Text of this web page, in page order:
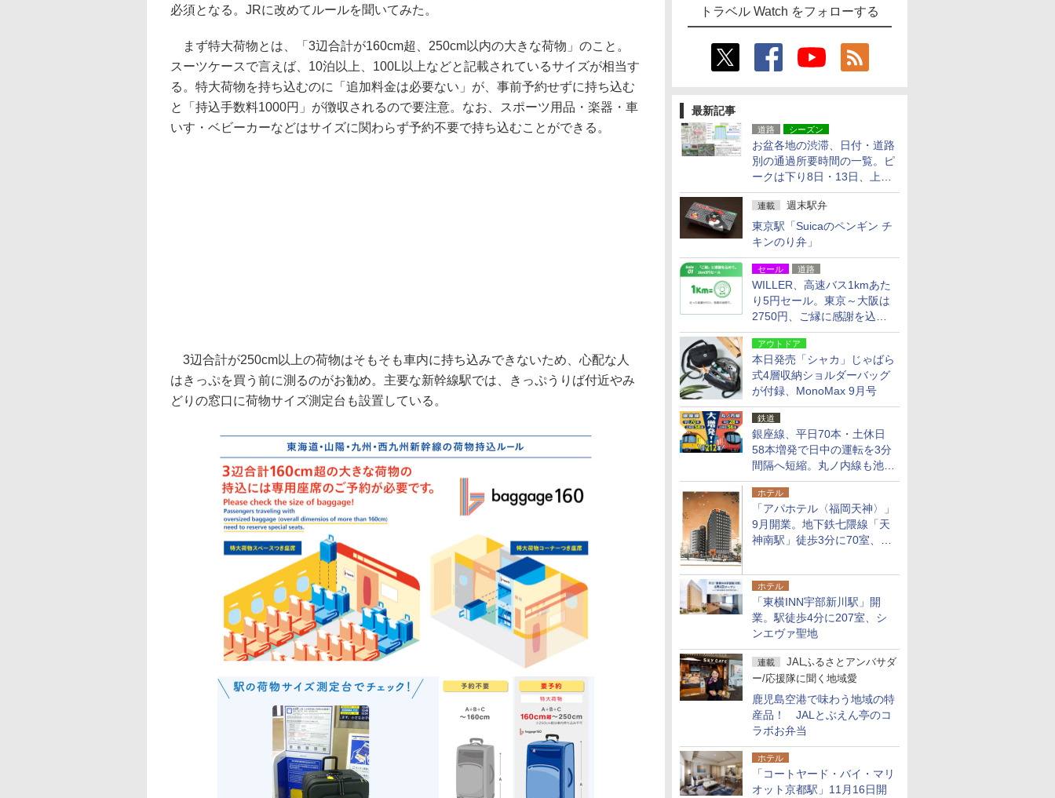
トラベル Watch をフォローする
最新記事
道路 シーズン
お盆各地の渋滞、日付・道路
別の通過所要時間の一覧。ピ
ークは下り8日・13日、上り
14日・15日
連載 週末駅弁
東京駅「Suicaのペンギン チ
キンのり弁」
セール 道路
WILLER、高速バス1kmあた
り5円セール。東京～大阪は
2750円、ご縁に感謝を込め
た20周年記念キャンペーン
アウトドア
本日発売「シャカ」じゃばら
式4層収納ショルダーバッグ
が付録、MonoMax 9月号
鉄道
銀座線、平日70本・土休日
58本増発で日中の運転を3分
間隔へ短縮。丸ノ内線も池袋
～中野坂上を4分間隔に
ホテル
「アパホテル〈福岡天神〉」
9月開業。地下鉄七隈線「天
神南駅」徒歩3分に70室、エ
ホテル
「東横INN宇部新川駅」開
業。駅徒歩4分に207室、シ
ンエヴァ聖地
連載
JALふるさとアンバサダ
ー/応援隊に聞く地域愛
鹿児島空港で味わう地域の特
産品！ JALとぶえん亭のコ
ラボお弁当
ホテル
「コートヤード・バイ・マリ
オット京都駅」11月16日開
必須となる。JRに改めてルールを聞いてみた。
まず特大荷物とは、「3辺合計が160cm超、250cm以内の大きな荷物」のこと。
スーツケースで言えば、10泊以上、100L以上などと記載されているサイズが相当す
る。特大荷物を持ち込むのに「追加料金は必要ない」が、事前予約せずに持ち込む
と「持込手数料1000円」が徴収されるので要注意。なお、スポーツ用品・楽器・車
いす・ベビーカーなどはサイズに関わらず予約不要で持ち込むことができる。
3辺合計が250cm以上の荷物はそもそも車内に持ち込みできないため、心配な人
はきっぷを買う前に測るのがお勧め。主要な新幹線駅では、きっぷうりば付近やみ
どりの窓口に荷物サイズ測定台も設置している。